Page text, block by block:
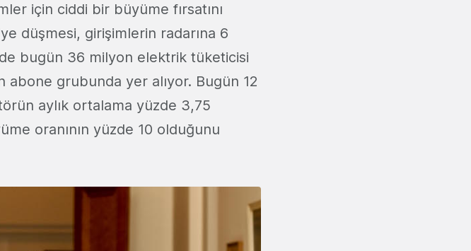
için ciddi bir büyüme fırsatını
düşmesi, girişimlerin radarına 6
bugün 36 milyon elektrik tüketicisi
grubunda yer alıyor. Bugün 12
aylık ortalama yüzde 3,75
oranının yüzde 10 olduğunu